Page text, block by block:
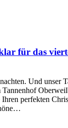
für das
Und unser
Tannenhof
perfekten